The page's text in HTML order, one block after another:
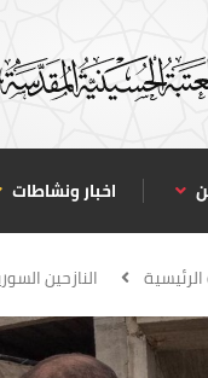
اخبار ونشاطات
النازحين